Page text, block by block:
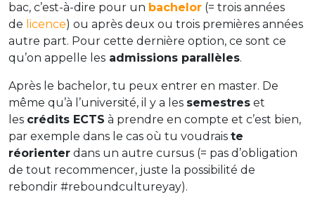
bac, c’est-à-dire pour un bachelor (= trois années
de licence) ou après deux ou trois premières années
autre part. Pour cette dernière option, ce sont ce
qu’on appelle les admissions parallèles.
Après le bachelor, tu peux entrer en master. De
même qu’à l’université, il y a les semestres et
les crédits ECTS à prendre en compte et c’est bien,
par exemple dans le cas où tu voudrais te
réorienter dans un autre cursus (= pas d’obligation
de tout recommencer, juste la possibilité de
rebondir #reboundcultureyay).